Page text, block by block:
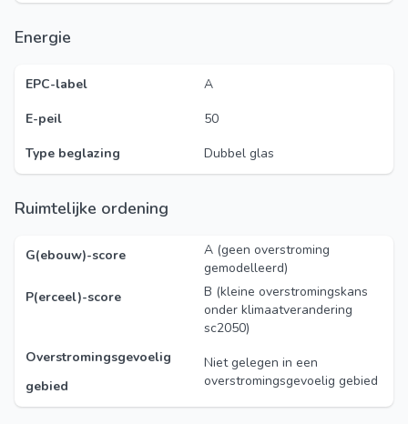
Energie
EPC-label
A
E-peil
50
Type beglazing
Dubbel glas
Ruimtelijke ordening
G(ebouw)-score
A (geen overstroming
gemodelleerd)
P(erceel)-score
B (kleine overstromingskans
onder klimaatverandering
sc2050)
Overstromingsgevoelig
gebied
Niet gelegen in een
overstromingsgevoelig gebied